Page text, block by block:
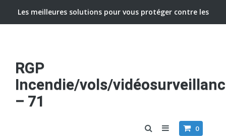
Les meilleures solutions pour vous protéger contre les
RGP
Incendie/vols/
– 71
0